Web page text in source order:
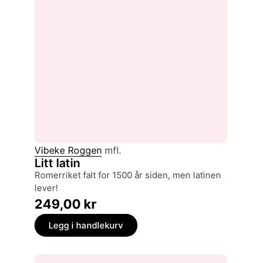
Vibeke Roggen mfl.
Litt latin
Romerriket falt for 1500 år siden, men latinen
lever!
249,00 kr
Legg i handlekurv